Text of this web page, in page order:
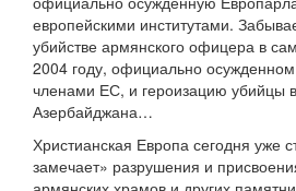
европейскими институтами.
убийстве армянского офицера в
2004 году, официально
членами ЕС, и героизацию убийцы
Азербайджана…
Христианская Европа сегодня уже
замечает» разрушения и